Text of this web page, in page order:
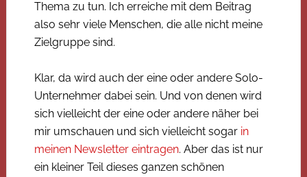
Thema zu tun. Ich erreiche mit dem Beitrag
also sehr viele Menschen, die alle nicht meine
Zielgruppe sind.
Klar, da wird auch der eine oder andere Solo-
Unternehmer dabei sein. Und von denen wird
sich vielleicht der eine oder andere näher bei
mir umschauen und sich vielleicht sogar in
meinen Newsletter eintragen. Aber das ist nur
ein kleiner Teil dieses ganzen schönen